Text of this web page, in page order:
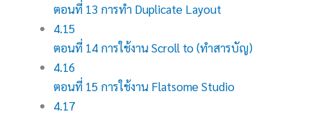
ตอนที่ 13 การทำ Duplicate Layout
4.15
ตอนที่ 14 การใช้งาน Scroll to (ทำสารบัญ)
4.16
ตอนที่ 15 การใช้งาน Flatsome Studio
4.17